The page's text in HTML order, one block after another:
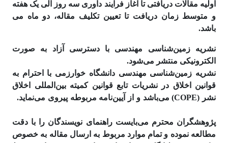
اولیه مقالات دریافتی تا آغاز فرآیند داوری سه روز الی یک هفته
و متوسط زمان دریافت تا تعیین تکلیف مقاله، دو ماه می
باشد.
نشریه زمین‌شناسی مهندسی با دسترسی آزاد به صورت
الکترونیکی منتشر می‌شود.
نشریه زمین‌شناسی مهندسی دانشگاه خوارزمی با احترام به
قوانین اخلاق در نشریات تابع قوانین کمیته بین‌المللی اخلاق
نشر (COPE) می‌باشد و از آیین‌نامه مربوطه پیروی می‌نماید.
پژوهشگران محترم می‌بایست راهنمای نویسندگان را با دقت
مطالعه نموده و تمام موارد مربوط به ارسال مقاله به خصوص